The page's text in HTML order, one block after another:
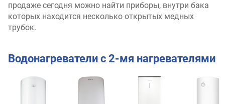
продаже сегодня можно найти приборы, внутри бака
которых находится несколько открытых медных
трубок.
Водонагреватели с 2-мя нагревателями